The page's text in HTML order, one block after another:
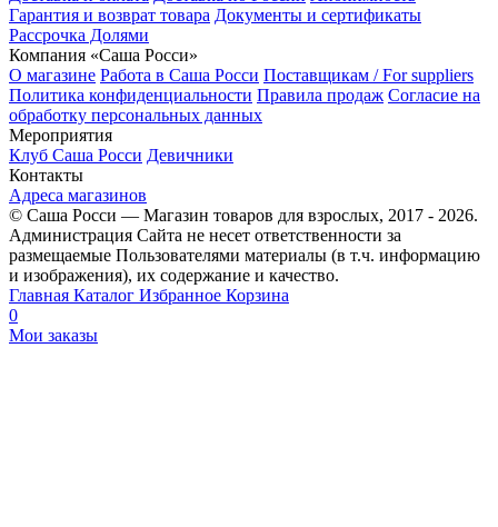
Гарантия и возврат товара Документы и сертификаты
Рассрочка Долями
Компания «Саша Росси»
О магазине Работа в Саша Росси Поставщикам / For suppliers
Политика конфиденциальности Правила продаж Согласие на
обработку персональных данных
Мероприятия
Клуб Саша Росси Девичники
Контакты
Адреса магазинов
© Саша Росси — Магазин товаров для взрослых, 2017 - 2026.
Администрация Сайта не несет ответственности за
размещаемые Пользователями материалы (в т.ч. информацию
и изображения), их содержание и качество.
Главная Каталог Избранное Корзина
0
Мои заказы